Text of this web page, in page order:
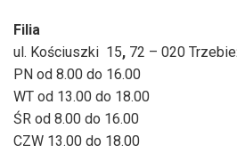
Filia
ul. Kościuszki 15, 72 – 020
PN od 8.00 do 16.00
WT od 13.00 do 18.00
ŚR od 8.00 do 16.00
CZW 13.00 do 18.00